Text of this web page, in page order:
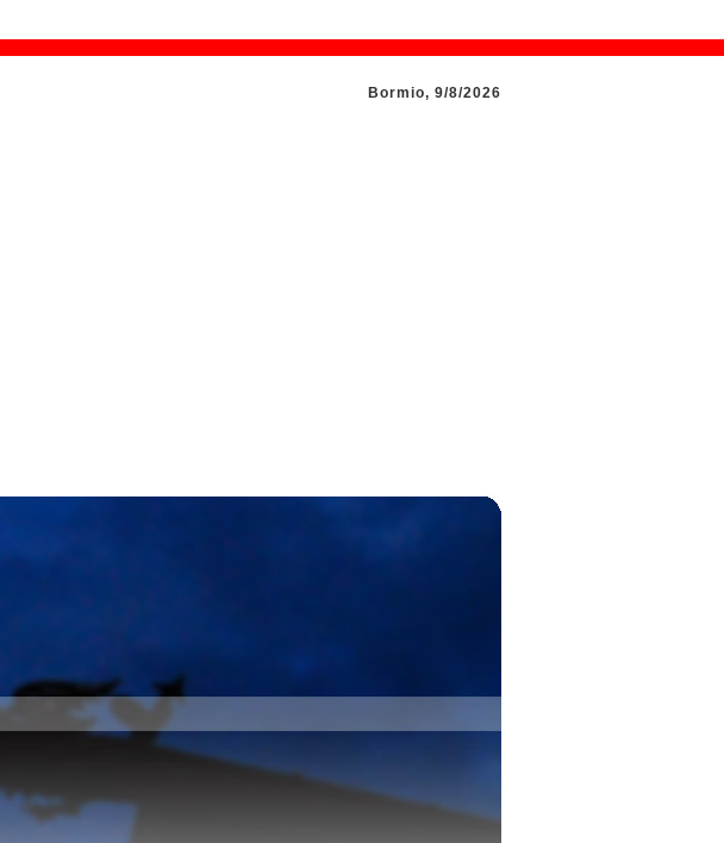
Bormio, 9/8/2026